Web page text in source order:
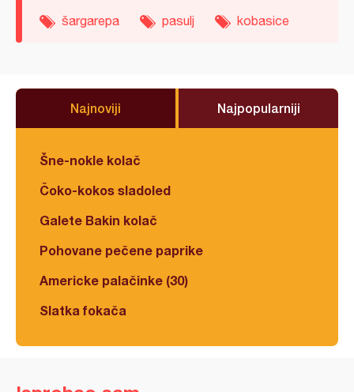
šargarepa pasulj kobasice
Najnoviji Najpopularniji
Šne-nokle kolač
Čoko-kokos sladoled
Galete Bakin kolač
Pohovane pečene paprike
Americke palačinke (30)
Slatka fokača